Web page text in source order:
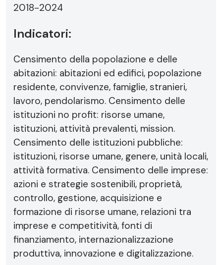
2018-2024
Indicatori:
Censimento della popolazione e delle
abitazioni: abitazioni ed edifici, popolazione
residente, convivenze, famiglie, stranieri,
lavoro, pendolarismo. Censimento delle
istituzioni no profit: risorse umane,
istituzioni, attività prevalenti, mission.
Censimento delle istituzioni pubbliche:
istituzioni, risorse umane, genere, unità locali,
attività formativa. Censimento delle imprese:
azioni e strategie sostenibili, proprietà,
controllo, gestione, acquisizione e
formazione di risorse umane, relazioni tra
imprese e competitività, fonti di
finanziamento, internazionalizzazione
produttiva, innovazione e digitalizzazione.